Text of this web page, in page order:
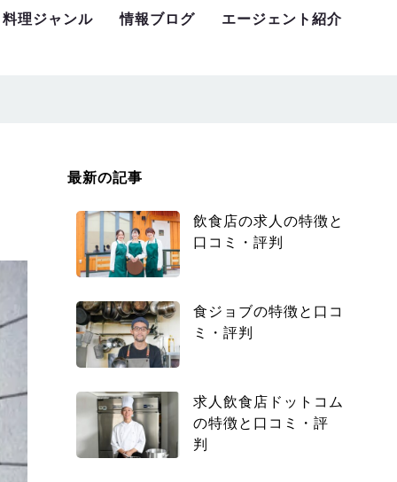
料理ジャンル 情報ブログ エージェント紹介
最新の記事
飲食店の求人の特徴と
口コミ・評判
食ジョブの特徴と口コ
ミ・評判
求人飲食店ドットコム
の特徴と口コミ・評
判